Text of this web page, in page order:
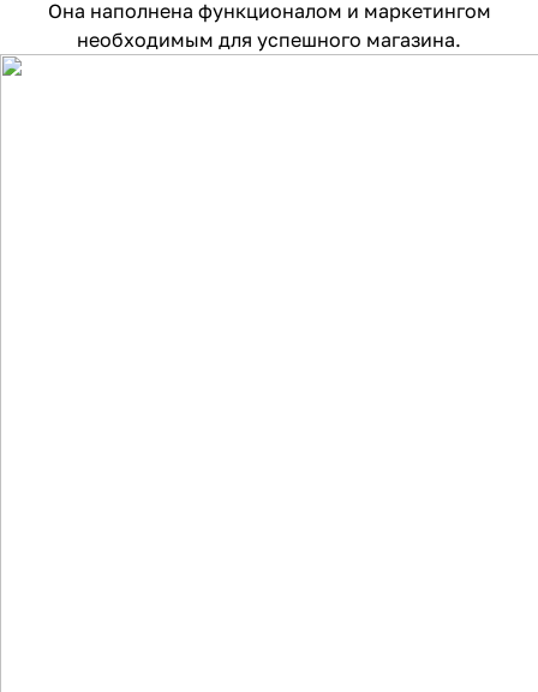
Она наполнена функционалом и маркетингом
необходимым для успешного магазина.